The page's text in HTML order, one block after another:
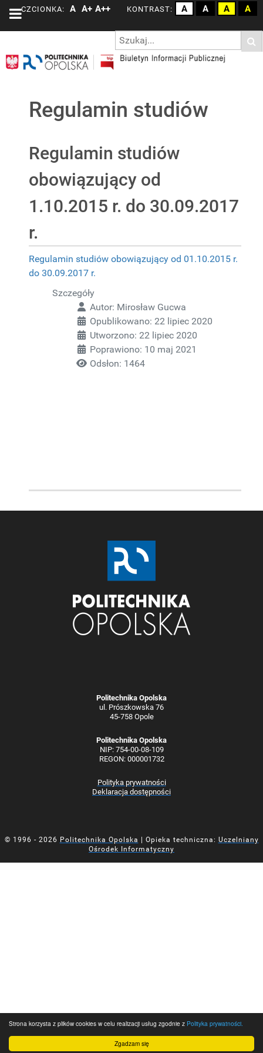
Zgadzam się
Strona korzysta z plików cookies w celu realizacji usług zgodnie z Polityka prywatności.
CZCIONKA: A A+ A++ KONTRAST: A A A A
Regulamin studiów
Regulamin studiów
obowiązujący od
1.10.2015 r. do 30.09.2017
r.
Regulamin studiów obowiązujący od 01.10.2015 r.
do 30.09.2017 r.
Szczegóły
Autor: Mirosław Gucwa
Opublikowano: 22 lipiec 2020
Utworzono: 22 lipiec 2020
Poprawiono: 10 maj 2021
Odsłon: 1464
Politechnika Opolska
ul. Prószkowska 76
45-758 Opole
Politechnika Opolska
NIP: 754-00-08-109
REGON: 000001732
Polityka prywatności
Deklaracja dostępności
© 1996 - 2026 Politechnika Opolska | Opieka techniczna: Uczelniany
Ośrodek Informatyczny